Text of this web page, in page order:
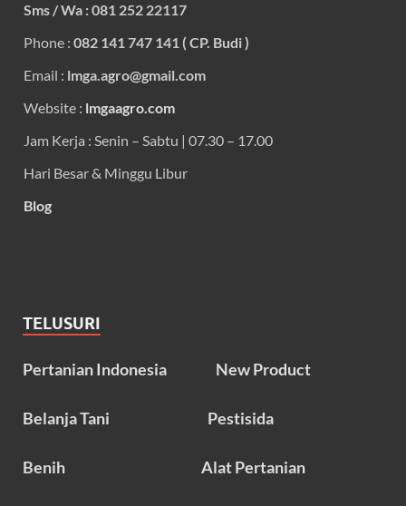
Sms / Wa : 081 252 22117
Phone : 082 141 747 141 ( CP. Budi )
Email : lmga.agro@gmail.com
Website : lmgaagro.com
Jam Kerja : Senin – Sabtu | 07.30 – 17.00
Hari Besar & Minggu Libur
Blog
TELUSURI
Pertanian Indonesia New Product
Belanja Tani Pestisida
Benih Alat Pertanian